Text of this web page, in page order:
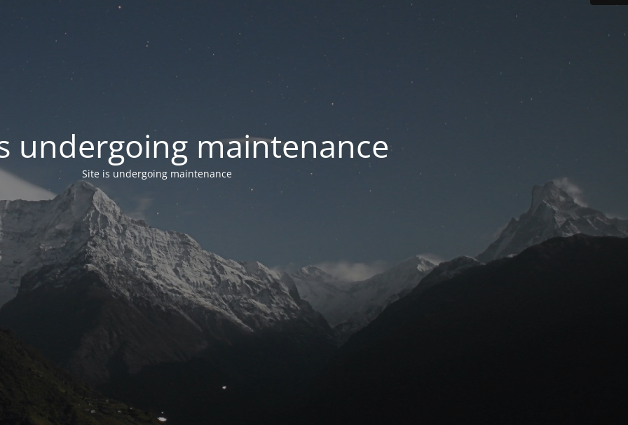
undergoing maintenance
Site is undergoing maintenance